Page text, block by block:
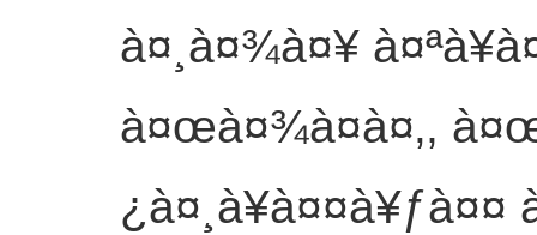
à¤¸à¤¾à¤¥
à¤œà¤¾à¤à¤‚,